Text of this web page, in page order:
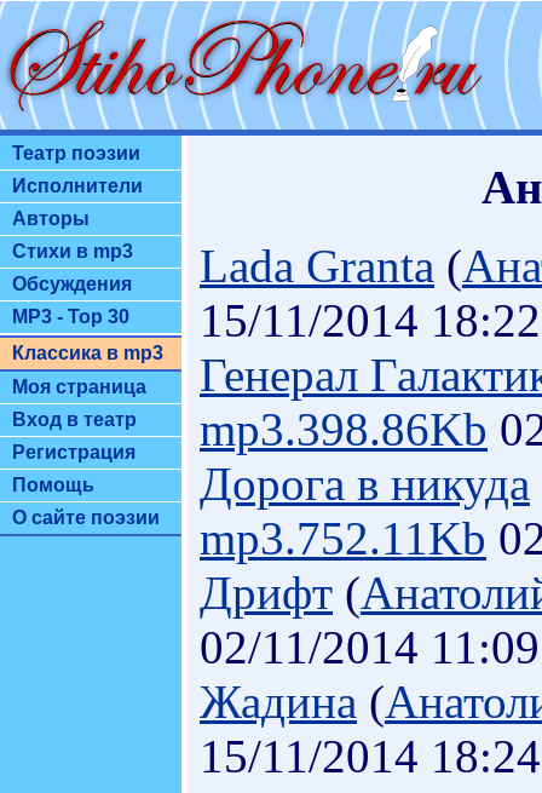
Театр поэзии
Исполнители
Авторы
Стихи в mp3
Обсуждения
MP3 - Top 30
Классика в mp3
Моя страница
Вход в театр
Регистрация
Помощь
О сайте поэзии
Lada Granta (
15/11/2014 18:22
Генерал
mp3.398.86Kb
Дорога в никуда
mp3.752.11Kb
Дрифт (
02/11/2014 11:09
Жадина (
15/11/2014 18:24